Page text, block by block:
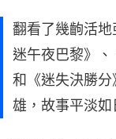
翻看了幾齣活
迷午夜巴黎》、
和《迷失決勝
雄，故事平淡如